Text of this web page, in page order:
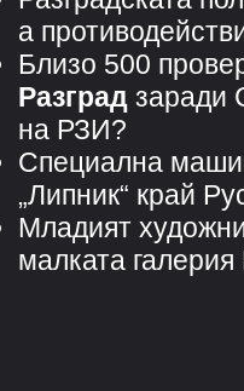
а
Близо 500
Разград заради
на РЗИ?
Специална
„Липник“ край
Младият
малката